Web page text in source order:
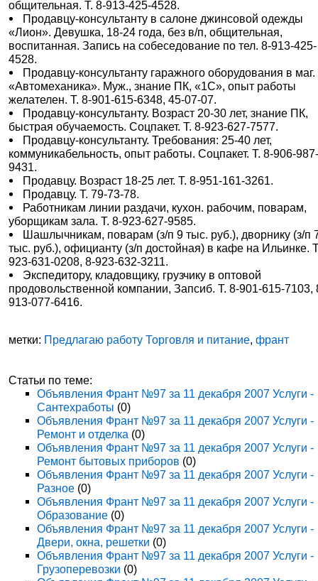
общительная. Т. 8-913-425-4528.
Продавцу-консультанту в салоне джинсовой одежды
«Лион». Девушка, 18-24 года, без в/п, общительная,
воспитанная. Запись на собеседование по тел. 8-913-425-
4528.
Продавцу-консультанту гаражного оборудования в маг.
«Автомеханика». Муж., знание ПК, «1С», опыт работы
желателен. Т. 8-901-615-6348, 45-07-07.
Продавцу-консультанту. Возраст 20-30 лет, знание ПК,
быстрая обучаемость. Соцпакет. Т. 8-923-627-7577.
Продавцу-консультанту. Требования: 25-40 лет,
коммуникабельность, опыт работы. Соцпакет. Т. 8-906-
9431.
Продавцу. Возраст 18-25 лет. Т. 8-951-161-3261.
Продавцу. Т. 79-73-78.
Работникам линии раздачи, кухон. рабочим, поварам,
уборщикам зала. Т. 8-923-627-9585.
Шашлычникам, поварам (з/п 9 тыс. руб.), дворнику (з/п
тыс. руб.), официанту (з/п достойная) в кафе на Ильинке.
923-631-0208, 8-923-632-3211.
Экспедитору, кладовщику, грузчику в оптовой
продовольственной компании, Запсиб. Т. 8-901-615-7103,
913-077-6416.
метки: Предлагаю работу Торговля и питание,франт
Статьи по теме:
Объявления Франт №97 за 11 декабря 2007 Услуги -
Сантехработы (0)
Объявления Франт №97 за 11 декабря 2007 Услуги -
Ремонт и отделка (0)
Объявления Франт №97 за 11 декабря 2007 Услуги -
Ремонт бытовых приборов (0)
Объявления Франт №97 за 11 декабря 2007 Услуги -
Разное (0)
Объявления Франт №97 за 11 декабря 2007 Услуги -
Образование (0)
Объявления Франт №97 за 11 декабря 2007 Услуги -
Двери, окна, решетки (0)
Объявления Франт №97 за 11 декабря 2007 Услуги -
Грузоперевозки (0)